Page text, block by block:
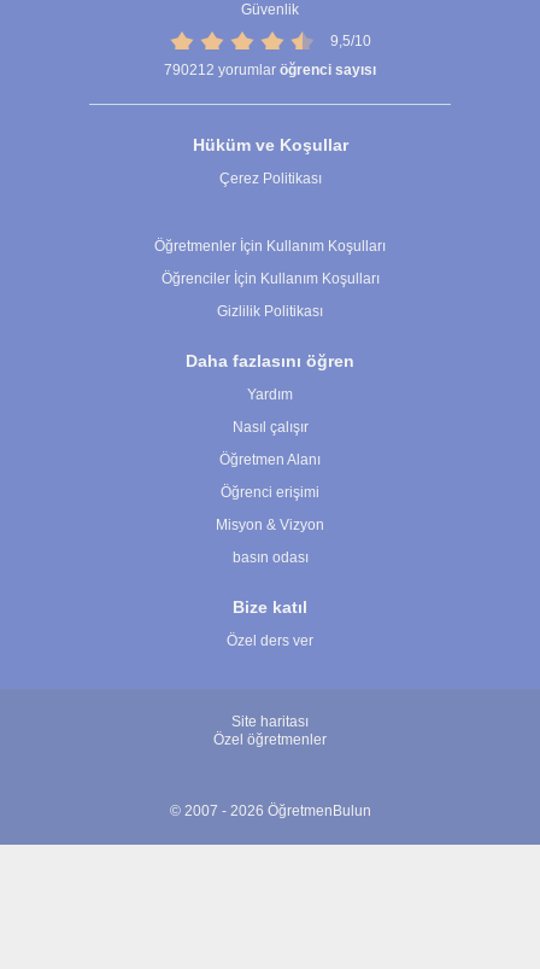
Güvenlik
9,5/10
790212 yorumlar öğrenci sayısı
Hüküm ve Koşullar
Çerez Politikası
Öğretmenler İçin Kullanım Koşulları
Öğrenciler İçin Kullanım Koşulları
Gizlilik Politikası
Daha fazlasını öğren
Yardım
Nasıl çalışır
Öğretmen Alanı
Öğrenci erişimi
Misyon & Vizyon
basın odası
Bize katıl
Özel ders ver
Site haritası
Özel öğretmenler
© 2007 - 2026 ÖğretmenBulun